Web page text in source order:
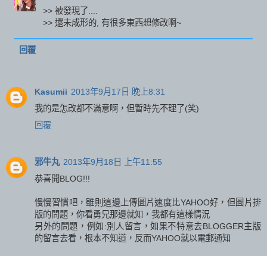
>> 被發現了....
>> 還未成形的, 有很多東西想修改啊~
回覆
Kasumii 2013年9月17日 晚上8:31
我的是怎改都不滿意啊，但暫時先不理了(笑)
回覆
邪牛丸 2013年9月18日 上午11:55
恭喜開BLOG!!!
慢慢習慣吧，雖則這邊上傳圖片速度比YAHOO好，但圖片排
版的問題，你看勇兄那邊就知，我都有這樣情況
另外的問題，例如:別人留言，如果不特意去BLOGGER主版
的留言去看，根本不知道，反而YAHOO就以電郵通知